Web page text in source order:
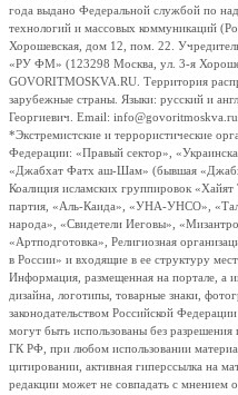
года выдано Федеральной службой по
технологий и массовых коммуникаций
Хорошевская, дом 12, пом. 22.
«РУ ФМ» (123298 Москва, ул. 3-я
GOVORITMOSKVA.RU. Территория
зарубежные страны. Языки: русский и
Георгиевич. Email:
*Экстремистские и террористические
Федерации: «Правый сектор»,
«Джабхат Фатх аш-Шам» (бывшая
Коалиция исламских группировок
партия, «Аль-Каида», «УНА-УНСО»,
народа», «Свидетели Иеговы»,
«Артподготовка», Религиозная
в России» и входящие в ее структуру
Информация, размещенная на портале, а
дизайна, логотипы, товарные знаки,
законодательством Российской
могут быть использованы без разрешения
ГК РФ, при любом использовании
цитировании, активная гиперссылка на
редакции может не совпадать с мнением